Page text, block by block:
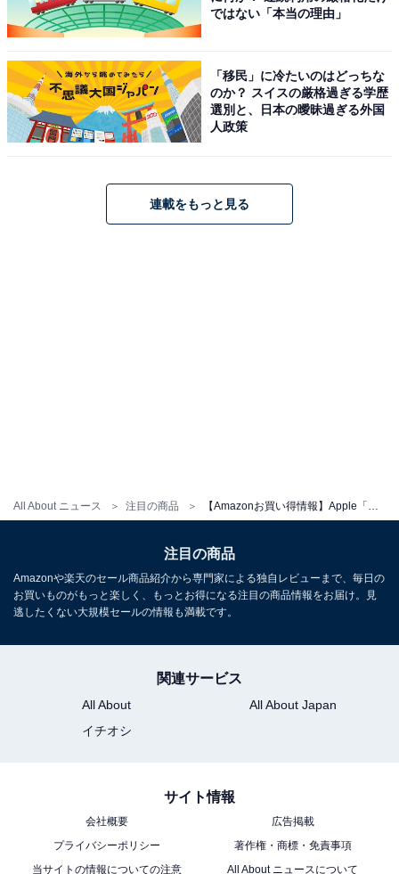
All About ニュース 注目の商品
Keyboard - 日本語(JIS) ​​​​​​​
Amazonで見る
Amazonで見る
ではない「本当の理由」
「移民」に冷たいのはどっちな
のか？ スイスの厳格過ぎる学歴
選別と、日本の曖昧過ぎる外国
人政策
連載をもっと見る
注目の商品
Amazonや楽天のセール商品紹介から専門家による独自レビューまで、毎日の
お買いものがもっと楽しく、もっとお得になる注目の商品情報をお届け。見
逃したくない大規模セールの情報も満載です。
関連サービス
All About
All About Japan
イチオシ
サイト情報
会社概要
広告掲載
プライバシーポリシー
著作権・商標・免責事項
当サイトの情報についての注意
All About ニュースについて